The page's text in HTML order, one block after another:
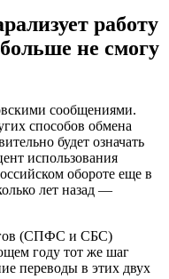
работу
не смогу
сообщениями.
способов обмена
будет означать
использования
обороте еще в
лет назад —
(СПФС и СБС)
году тот же шаг
переводы в этих двух